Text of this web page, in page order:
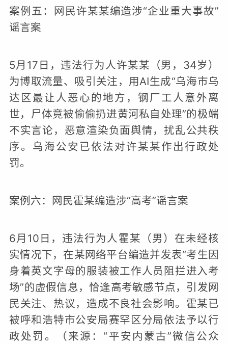
案例五：网民许某某编造涉“企业重大事故”
谣言案
5月17日，违法行为人许某某（男，34岁）
为博取流量、吸引关注，用AI生成“乌海市乌
达区最让人恶心的地方，钢厂工人意外离
世，尸体竟被偷偷扔进黄河私自处理”的极端
不实言论，恶意渲染负面舆情，扰乱公共秩
序。乌海公安已依法对许某某作出行政处
罚。
案例六：网民霍某编造涉“高考”谣言案
6月10日，违法行为人霍某（男）在未经核
实情况下，在某网络平台编造并发表“考生因
身着英文字母的服装被工作人员阻拦进入考
场”的虚假信息，恰逢高考敏感节点，引发网
民关注、热议，造成不良社会影响。霍某已
被呼和浩特市公安局赛罕区分局依法予以行
政处罚。（来源：“平安内蒙古”微信公众